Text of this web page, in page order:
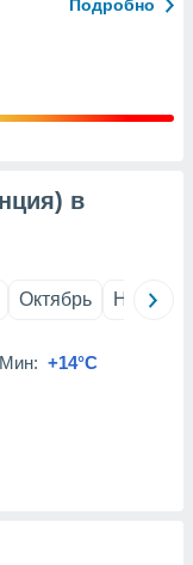
Подробно
в
Октябрь Ноябрь
Мин: +14°C